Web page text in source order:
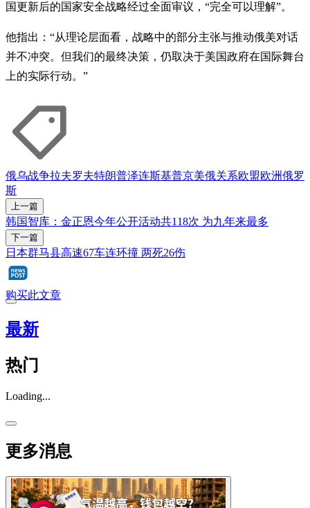
国更新后的国家安全战略经过全面审议，“完全可以理解”。
他指出：“从理论层面看，战略中的部分主张与推动俄美对话
并不冲突。但我们的最终决策，仍取决于美国政府在国际舞台
上的实际行动。”
俄乌战争拉夫罗夫特朗普泽连斯基普京美俄关系欧盟欧洲俄罗
斯
上一篇
韩国智库：金正恩今年公开活动共118次 为九年来最多
下一篇
日本群马县高速67车连环撞 两死26伤
购买此文章
最新
热门
Loading...
更多消息